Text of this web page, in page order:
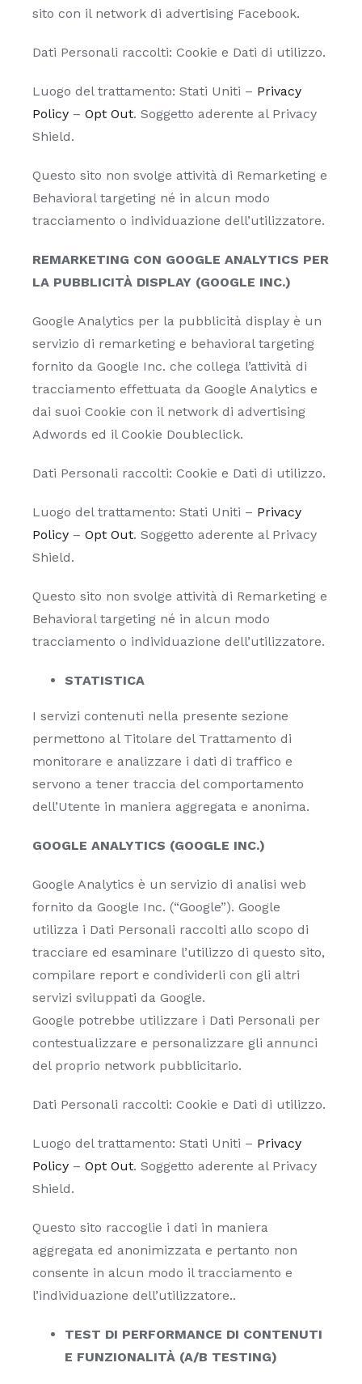
sito con il network di advertising Facebook.
Dati Personali raccolti: Cookie e Dati di utilizzo.
Luogo del trattamento: Stati Uniti – Privacy
Policy– Opt Out. Soggetto aderente al Privacy
Shield.
Questo sito non svolge attività di Remarketing e
Behavioral targeting né in alcun modo
tracciamento o individuazione dell’utilizzatore.
REMARKETING CON GOOGLE ANALYTICS PER
LA PUBBLICITÀ DISPLAY (GOOGLE INC.)
Google Analytics per la pubblicità display è un
servizio di remarketing e behavioral targeting
fornito da Google Inc. che collega l’attività di
tracciamento effettuata da Google Analytics e
dai suoi Cookie con il network di advertising
Adwords ed il Cookie Doubleclick.
Dati Personali raccolti: Cookie e Dati di utilizzo.
Luogo del trattamento: Stati Uniti – Privacy
Policy– Opt Out. Soggetto aderente al Privacy
Shield.
Questo sito non svolge attività di Remarketing e
Behavioral targeting né in alcun modo
tracciamento o individuazione dell’utilizzatore.
STATISTICA
I servizi contenuti nella presente sezione
permettono al Titolare del Trattamento di
monitorare e analizzare i dati di traffico e
servono a tener traccia del comportamento
dell’Utente in maniera aggregata e anonima.
GOOGLE ANALYTICS (GOOGLE INC.)
Google Analytics è un servizio di analisi web
fornito da Google Inc. (“Google”). Google
utilizza i Dati Personali raccolti allo scopo di
tracciare ed esaminare l’utilizzo di questo sito,
compilare report e condividerli con gli altri
servizi sviluppati da Google.
Google potrebbe utilizzare i Dati Personali per
contestualizzare e personalizzare gli annunci
del proprio network pubblicitario.
Dati Personali raccolti: Cookie e Dati di utilizzo.
Luogo del trattamento: Stati Uniti – Privacy
Policy– Opt Out. Soggetto aderente al Privacy
Shield.
Questo sito raccoglie i dati in maniera
aggregata ed anonimizzata e pertanto non
consente in alcun modo il tracciamento e
l’individuazione dell’utilizzatore..
TEST DI PERFORMANCE DI CONTENUTI
E FUNZIONALITÀ (A/B TESTING)